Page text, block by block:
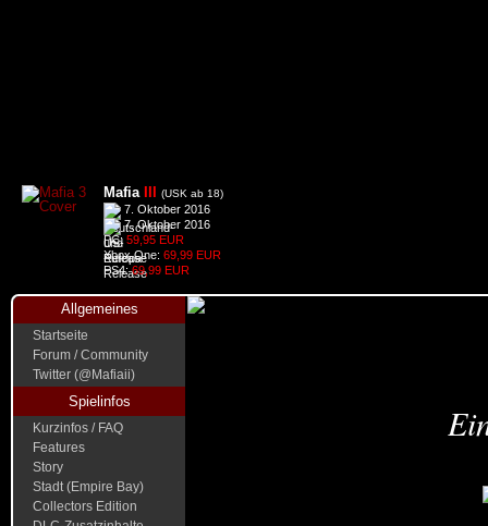
Mafia (USK ab 18)
7. Oktober 2016
7. Oktober 2016
PC: 59,95 EUR
Xbox One: 69,99 EUR
PS4:69,99 EUR
Allgemeines
Startseite
Forum / Community
Twitter (@Mafiaii)
Spielinfos
Kurzinfos / FAQ
Features
Story
Stadt (Empire Bay)
Collectors Edition